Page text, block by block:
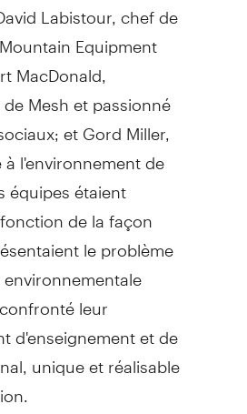
Labistour, chef de
Equipment
MacDonald,
Mesh et passionné
et Gord Miller,
l'environnement de
équipes étaient
de la façon
le problème
leur
d'enseignement et de
unique et réalisable